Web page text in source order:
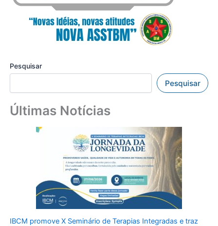
Pesquisar
Pesquisar
Últimas Notícias
IBCM promove X Seminário de Terapias Integradas e traz